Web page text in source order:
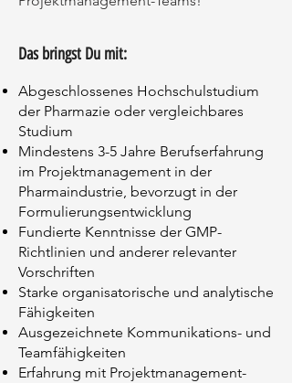
Das bringst Du mit:
Abgeschlossenes Hochschulstudium
der Pharmazie oder vergleichbares
Studium
Mindestens 3-5 Jahre Berufserfahrung
im Projektmanagement in der
Pharmaindustrie, bevorzugt in der
Formulierungsentwicklung
Fundierte Kenntnisse der GMP-
Richtlinien und anderer relevanter
Vorschriften
Starke organisatorische und analytische
Fähigkeiten
Ausgezeichnete Kommunikations- und
Teamfähigkeiten
Erfahrung mit Projektmanagement-